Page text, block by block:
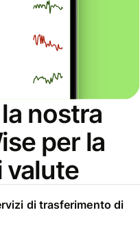
nostra
per la
valute
di trasferimento di